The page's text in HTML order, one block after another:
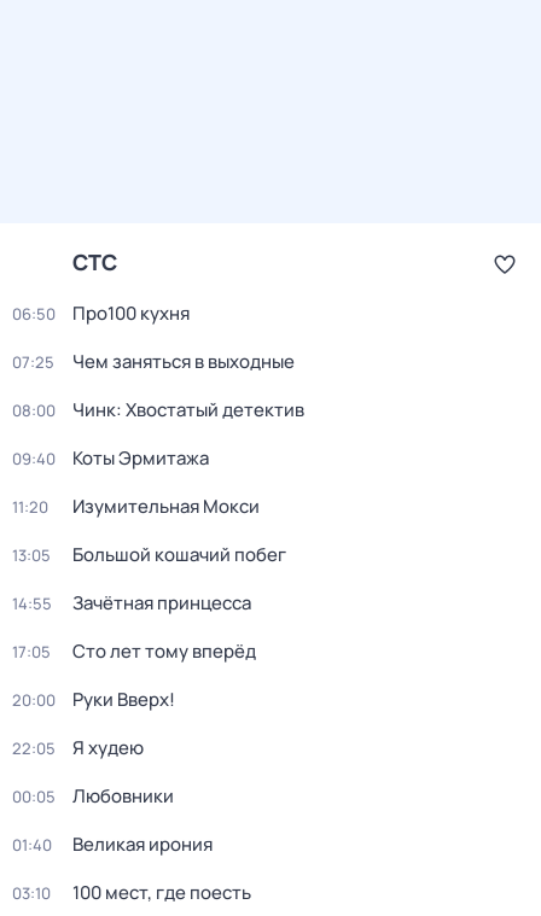
СТС
06:50 Про100 кухня
07:25 Чем заняться в выходные
08:00 Чинк: Хвостатый детектив
09:40 Коты Эрмитажа
11:20 Изумительная Мокси
13:05 Большой кошачий побег
14:55 Зачётная принцесса
17:05 Сто лет тому вперёд
20:00 Руки Вверх!
22:05 Я худею
00:05 Любовники
01:40 Великая ирония
03:10 100 мест, где поесть